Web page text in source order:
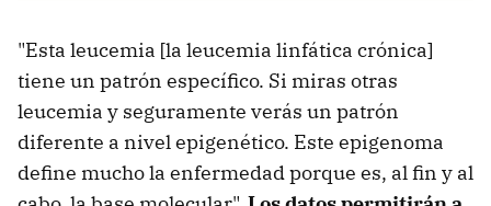
"Esta leucemia [la leucemia linfática crónica]
tiene un patrón específico. Si miras otras
leucemia y seguramente verás un patrón
diferente a nivel epigenético. Este epigenoma
define mucho la enfermedad porque es, al fin y al